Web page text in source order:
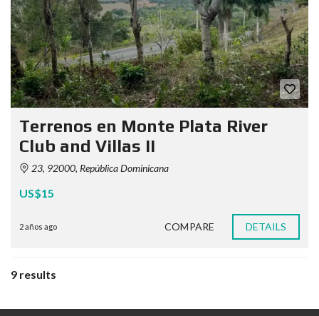
Terrenos en Monte Plata River
Club and Villas II
23, 92000, República Dominicana
US$15
2 años ago COMPARE DETAILS
9 results